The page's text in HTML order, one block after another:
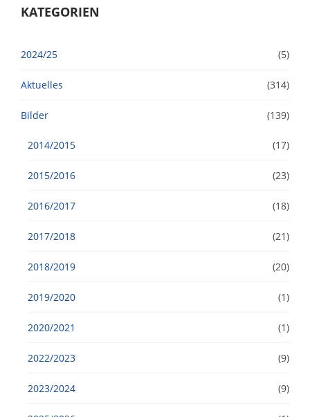
KATEGORIEN
2024/25 (5)
Aktuelles (314)
Bilder (139)
2014/2015 (17)
2015/2016 (23)
2016/2017 (18)
2017/2018 (21)
2018/2019 (20)
2019/2020 (1)
2020/2021 (1)
2022/2023 (9)
2023/2024 (9)